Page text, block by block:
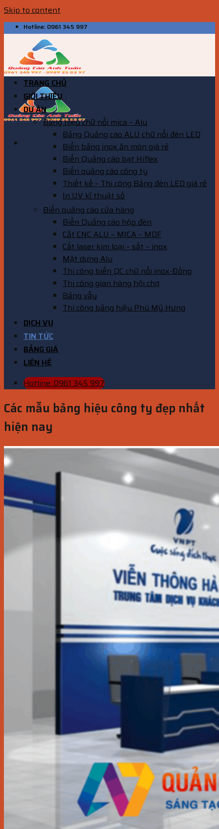
Skip to content
Hotline: 0961 345 997
TRANG CHỦ
GIỚI THIỆU
DỰ ÁN
Bảng hiệu chữ nổi mica – Alu
Bảng Quảng cáo ALU chữ nổi đèn LED
Biển bảng inox ăn mòn giá rẻ
Biển Quảng cáo bạt Hiflex
Biển quảng cáo công ty
Thiết kế – Thi công Bảng đèn LED giá rẻ
In UV kĩ thuật số
Biển quảng cáo cửa hàng
Biển Quảng cáo hộp đèn
Cắt CNC ALU – MICA – MDF
Cắt laser kim loại – sắt – inox
Mặt dựng Alu
Thi công biển QC chữ nổi inox-Đồng
Thi công gian hàng hội chợ
Bảng vẫy
Thi công bảng hiệu Phú Mỹ Hưng
DỊCH VỤ
TIN TỨC
BẢNG GIÁ
LIÊN HỆ
Hotline: 0961 345 997
Các mẫu bảng hiệu công ty đẹp nhất
hiện nay